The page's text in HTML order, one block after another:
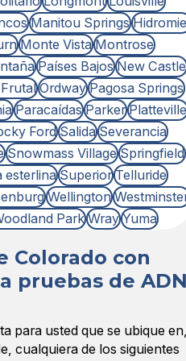
Manitou Springs
Monte Vista Montrose
Países Bajos New Castle
Ordway Pagosa Springs
Paracaídas Parker Platteville
Ford Salida Severancia
Snowmass Village Springfield
esterlina Superior Telluride
Wellington
ParkWray Yuma
Colorado con
pruebas de
para usted que se ubique
cualquiera de los siguientes